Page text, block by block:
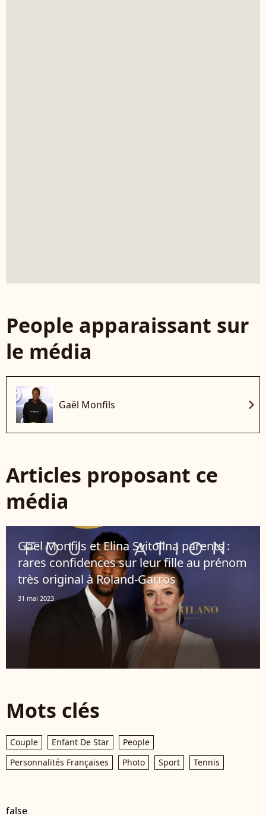
People apparaissant sur
le média
Gaël Monfils chevron_right
Articles proposant ce
média
Gaël Monfils et Elina Svitolina parents :
rares confidences sur leur fille au prénom
très original à Roland-Garros
31 mai 2023
Mots clés
Couple Enfant De Star
People
Personnalités Françaises
Photo Sport Tennis
false